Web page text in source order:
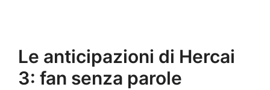
Le anticipazioni di Hercai
3: fan senza parole